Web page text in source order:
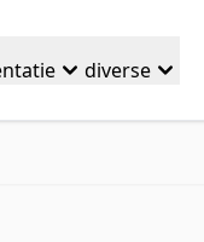
diverse